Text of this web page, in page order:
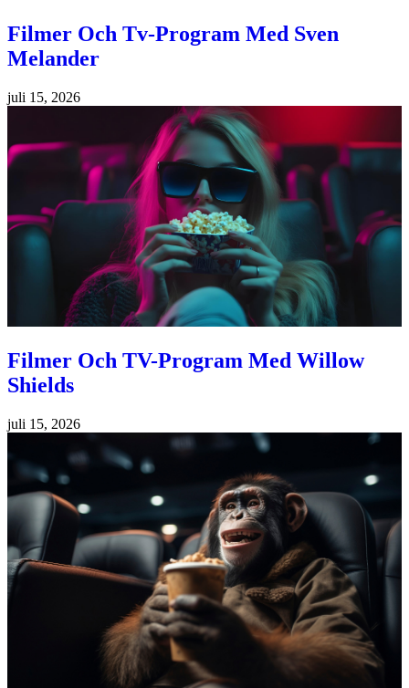
Filmer Och Tv-Program Med Sven
Melander
juli 15, 2026
Filmer Och TV-Program Med Willow
Shields
juli 15, 2026